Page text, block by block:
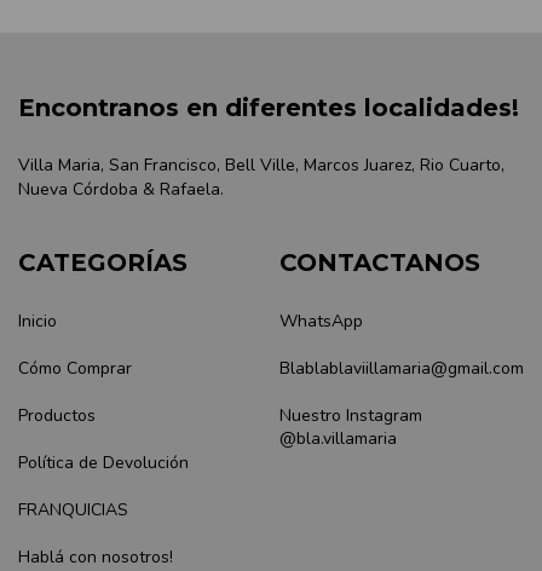
Encontranos en diferentes localidades!
Villa Maria, San Francisco, Bell Ville, Marcos Juarez, Rio Cuarto,
Nueva Córdoba & Rafaela.
CATEGORÍAS
Inicio
Cómo Comprar
Productos
Política de Devolución
FRANQUICIAS
Hablá con nosotros!
CONTACTANOS
WhatsApp
Blablablaviillamaria@gmail.com
Nuestro Instagram
@bla.villamaria